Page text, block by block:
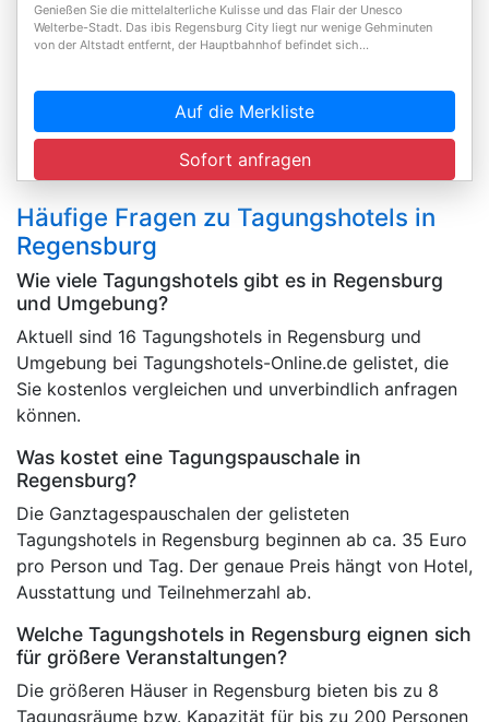
Genießen Sie die mittelalterliche Kulisse und das Flair der Unesco
Welterbe-Stadt. Das ibis Regensburg City liegt nur wenige Gehminuten
von der Altstadt entfernt, der Hauptbahnhof befindet sich...
Auf die Merkliste
Sofort anfragen
Häufige Fragen zu Tagungshotels in
Regensburg
Wie viele Tagungshotels gibt es in Regensburg
und Umgebung?
Aktuell sind 16 Tagungshotels in Regensburg und
Umgebung bei Tagungshotels-Online.de gelistet, die
Sie kostenlos vergleichen und unverbindlich anfragen
können.
Was kostet eine Tagungspauschale in
Regensburg?
Die Ganztagespauschalen der gelisteten
Tagungshotels in Regensburg beginnen ab ca. 35 Euro
pro Person und Tag. Der genaue Preis hängt von Hotel,
Ausstattung und Teilnehmerzahl ab.
Welche Tagungshotels in Regensburg eignen sich
für größere Veranstaltungen?
Die größeren Häuser in Regensburg bieten bis zu 8
Tagungsräume bzw. Kapazität für bis zu 200 Personen